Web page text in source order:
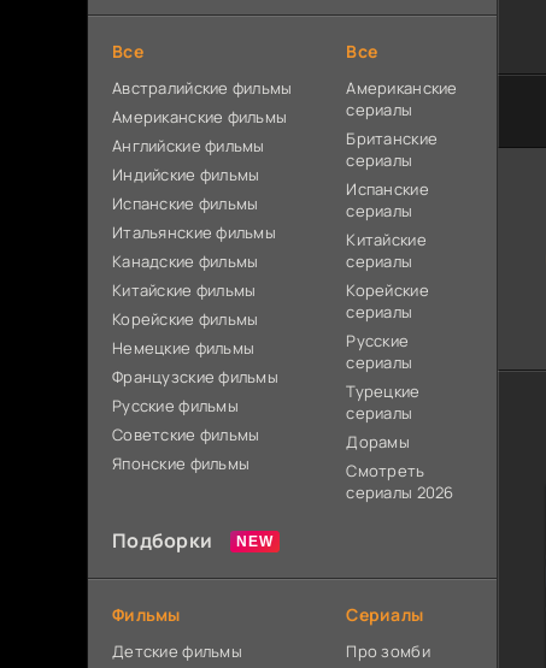
Все
Австралийские фильмы
Американские фильмы
Английские фильмы
Индийские фильмы
Испанские фильмы
Итальянские фильмы
Канадские фильмы
Китайские фильмы
Корейские фильмы
Немецкие фильмы
Французские фильмы
Русские фильмы
Советские фильмы
Японские фильмы
Все
Американские
сериалы
Британские
сериалы
Испанские
сериалы
Китайские
сериалы
Корейские
сериалы
Русские
сериалы
Турецкие
сериалы
Дорамы
Смотреть
сериалы 2026
Подборки
Фильмы
Детские фильмы
Сериалы
Про зомби